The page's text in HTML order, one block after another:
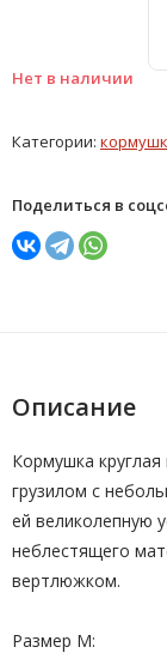
Нет в наличии
Категории:
Поделиться в
Описание
Кормушка
грузилом с
ей великолепную
неблестящего
вертлюжком.
Размер М: